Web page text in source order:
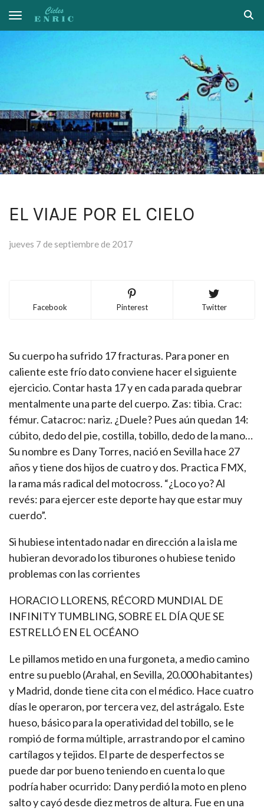
Toggle navigation
EL VIAJE POR EL CIELO
jueves 7 de septiembre de 2017
Facebook Pinterest Twitter
Su cuerpo ha sufrido 17 fracturas. Para poner en
caliente este frío dato conviene hacer el siguiente
ejercicio. Contar hasta 17 y en cada parada quebrar
mentalmente una parte del cuerpo. Zas: tibia. Crac:
fémur. Catacroc: nariz. ¿Duele? Pues aún quedan 14:
cúbito, dedo del pie, costilla, tobillo, dedo de la mano…
Su nombre es Dany Torres, nació en Sevilla hace 27
años y tiene dos hijos de cuatro y dos. Practica FMX,
la rama más radical del motocross. “¿Loco yo? Al
revés: para ejercer este deporte hay que estar muy
cuerdo”.
Si hubiese intentado nadar en dirección a la isla me
hubieran devorado los tiburones o hubiese tenido
problemas con las corrientes
HORACIO LLORENS, RÉCORD MUNDIAL DE
INFINITY TUMBLING, SOBRE EL DÍA QUE SE
ESTRELLÓ EN EL OCÉANO
Le pillamos metido en una furgoneta, a medio camino
entre su pueblo (Arahal, en Sevilla, 20.000 habitantes)
y Madrid, donde tiene cita con el médico. Hace cuatro
días le operaron, por tercera vez, del astrágalo. Este
hueso, básico para la operatividad del tobillo, se le
rompió de forma múltiple, arrastrando por el camino
cartílagos y tejidos. El parte de desperfectos se
puede dar por bueno teniendo en cuenta lo que
podría haber ocurrido: Dany perdió la moto en pleno
salto y cayó desde diez metros de altura. Fue en una